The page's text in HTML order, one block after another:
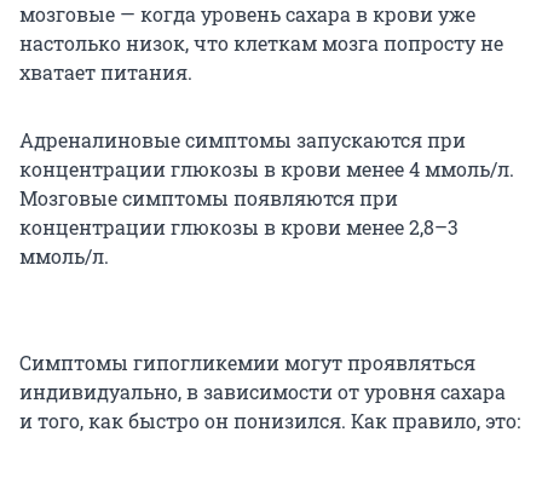
мозговые — когда уровень сахара в крови уже
настолько низок, что клеткам мозга попросту не
хватает питания.
Адреналиновые симптомы запускаются при
концентрации глюкозы в крови менее 4 ммоль/л.
Мозговые симптомы появляются при
концентрации глюкозы в крови менее 2,8–3
ммоль/л.
Симптомы гипогликемии могут проявляться
индивидуально, в зависимости от уровня сахара
и того, как быстро он понизился. Как правило, это: